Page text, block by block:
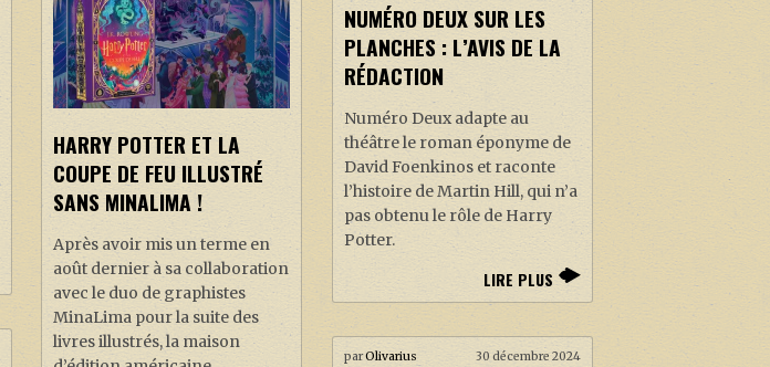
NUMÉRO DEUX SUR LES
PLANCHES : L’AVIS DE LA
RÉDACTION
Numéro Deux adapte au
théâtre le roman éponyme de
David Foenkinos et raconte
l’histoire de Martin Hill, qui n’a
pas obtenu le rôle de Harry
Potter.
LIRE PLUS
HARRY POTTER ET LA
COUPE DE FEU ILLUSTRÉ
SANS MINALIMA !
Après avoir mis un terme en
août dernier à sa collaboration
avec le duo de graphistes
MinaLima pour la suite des
livres illustrés, la maison
parOlivarius 30 décembre 2024